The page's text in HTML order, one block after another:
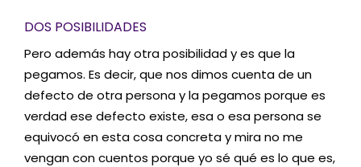
DOS POSIBILIDADES
Pero además hay otra posibilidad y es que la
pegamos. Es decir, que nos dimos cuenta de un
defecto de otra persona y la pegamos porque es
verdad ese defecto existe, esa o esa persona se
equivocó en esta cosa concreta y mira no me
vengan con cuentos porque yo sé qué es lo que es,